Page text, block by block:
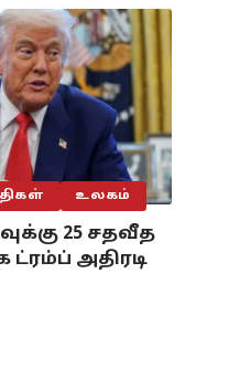
உலகம்
25 சதவீத
ட்ரம்ப் அதிரடி